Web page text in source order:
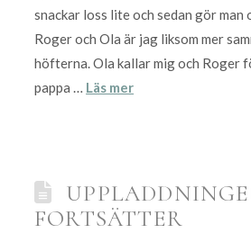
snackar loss lite och sedan gör man
Roger och Ola är jag liksom mer
höfterna. Ola kallar mig och Roger
pappa … Läs mer
FORTSÄTTER